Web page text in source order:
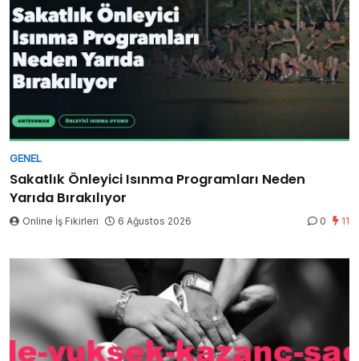
GENEL
Sakatlık Önleyici Isınma Programları Neden
Yarıda Bırakılıyor
Online İş Fikirleri 6 Ağustos 2026 0 11